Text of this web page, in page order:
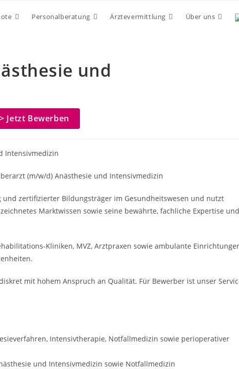
Personalberatung Ärztevermittlung Über uns
und
> Jetzt Bewerben
Intensivmedizin
(m/w/d) Anästhesie und Intensivmedizin
und zertifizierter Bildungsträger im Gesundheitswesen und nutzt
Marktwissen sowie seine bewährte, fachliche Expertise und
Kliniken, MVZ, Arztpraxen sowie ambulante
mit hohem Anspruch an Qualität. Für Bewerber ist unser
Intensivtherapie, Notfallmedizin sowie perioperativer
und Intensivmedizin sowie Notfallmedizin